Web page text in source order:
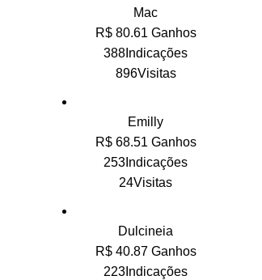
Mac
R$ 80.61 Ganhos
388Indicações
896Visitas
Emilly
R$ 68.51 Ganhos
253Indicações
24Visitas
Dulcineia
R$ 40.87 Ganhos
223Indicações